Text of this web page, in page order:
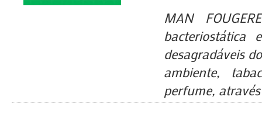
MAN
bacteriostática
desagradáveis do
ambiente,
perfume,